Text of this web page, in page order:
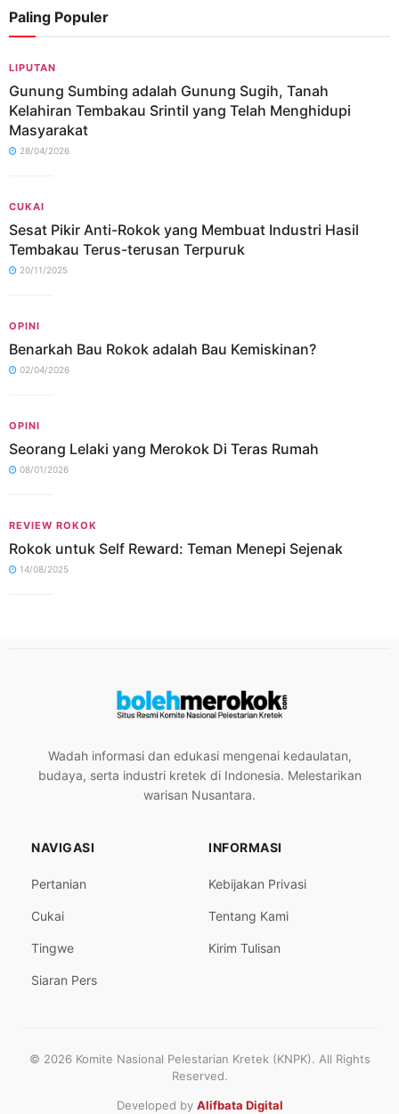
Paling Populer
LIPUTAN
Gunung Sumbing adalah Gunung Sugih, Tanah
Kelahiran Tembakau Srintil yang Telah Menghidupi
Masyarakat
28/04/2026
CUKAI
Sesat Pikir Anti-Rokok yang Membuat Industri Hasil
Tembakau Terus-terusan Terpuruk
20/11/2025
OPINI
Benarkah Bau Rokok adalah Bau Kemiskinan?
02/04/2026
OPINI
Seorang Lelaki yang Merokok Di Teras Rumah
08/01/2026
REVIEW ROKOK
Rokok untuk Self Reward: Teman Menepi Sejenak
14/08/2025
Wadah informasi dan edukasi mengenai kedaulatan,
budaya, serta industri kretek di Indonesia. Melestarikan
warisan Nusantara.
NAVIGASI
Pertanian
Cukai
Tingwe
Siaran Pers
INFORMASI
Kebijakan Privasi
Tentang Kami
Kirim Tulisan
© 2026 Komite Nasional Pelestarian Kretek (KNPK). All Rights
Reserved.
Developed by Alifbata Digital